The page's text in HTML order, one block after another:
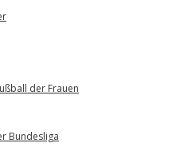
der Frauen
Bundesliga